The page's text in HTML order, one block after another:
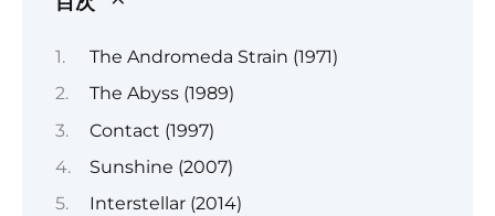
The Andromeda Strain (1971)
The Abyss (1989)
Contact (1997)
Sunshine (2007)
Interstellar (2014)